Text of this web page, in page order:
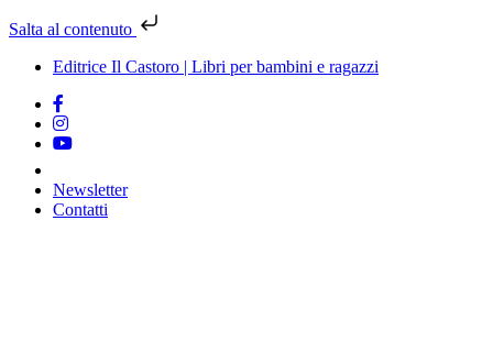
Salta al contenuto
Editrice Il Castoro | Libri per bambini e ragazzi
Newsletter
Contatti